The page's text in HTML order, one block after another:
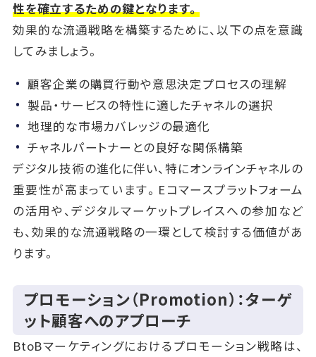
性を確立するための鍵となります。
効果的な流通戦略を構築するために、以下の点を意識
してみましょう。
顧客企業の購買行動や意思決定プロセスの理解
製品・サービスの特性に適したチャネルの選択
地理的な市場カバレッジの最適化
チャネルパートナーとの良好な関係構築
デジタル技術の進化に伴い、特にオンラインチャネルの
重要性が高まっています。Eコマースプラットフォーム
の活用や、デジタルマーケットプレイスへの参加など
も、効果的な流通戦略の一環として検討する価値があ
ります。
プロモーション（Promotion）：ターゲ
ット顧客へのアプローチ
BtoBマーケティングにおけるプロモーション戦略は、